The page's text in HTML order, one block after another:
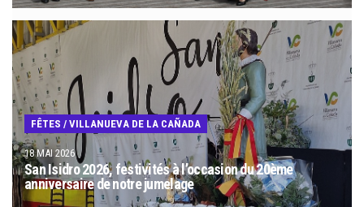
FÊTES / VILLANUEVA DE LA CAÑADA
18 MAI 2026
San Isidro 2026, festivités à l’occasion du 20ème
anniversaire de notre jumelage